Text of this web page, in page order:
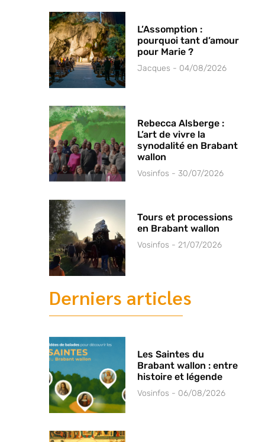
L’Assomption :
pourquoi tant d’amour
pour Marie ?
Jacques 04/08/2026
Rebecca Alsberge :
L’art de vivre la
synodalité en Brabant
wallon
Vosinfos 30/07/2026
Tours et processions
en Brabant wallon
Vosinfos 21/07/2026
Derniers articles
Les Saintes du
Brabant wallon : entre
histoire et légende
Vosinfos 06/08/2026